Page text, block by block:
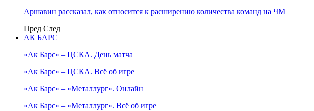
Аршавин рассказал, как относится к расширению количества команд на ЧМ
Пред След
АК БАРС
«Ак Барс» – ЦСКА. День матча
«Ак Барс» – ЦСКА. Всё об игре
«Ак Барс» – «Металлург». Онлайн
«Ак Барс» – «Металлург». Всё об игре